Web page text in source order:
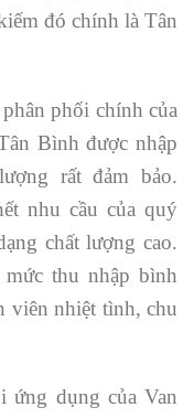
đó chính là Tân
phối chính của
Bình được nhập
rất đảm bảo.
nhu cầu của quý
chất lượng cao.
thu nhập bình
viên nhiệt tình, chu
ứng dụng của Van